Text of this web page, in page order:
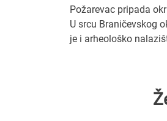
Požarevac pripada
U srcu Braničevskog
je i arheološko